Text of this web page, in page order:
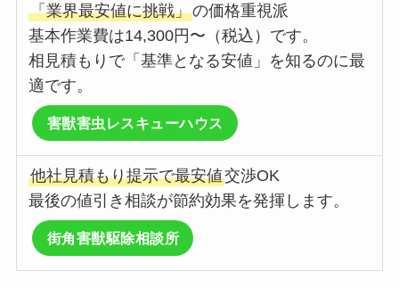
「業界最安値に挑戦」の価格重視派
基本作業費は14,300円〜（税込）です。
相見積もりで「基準となる安値」を知るのに最
適です。
害獣害虫レスキューハウス
他社見積もり提示で最安値交渉OK
最後の値引き相談が節約効果を発揮します。
街角害獣駆除相談所